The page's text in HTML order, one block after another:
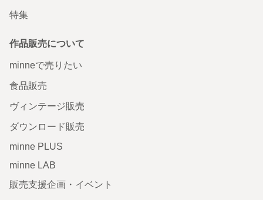
特集
作品販売について
minneで売りたい
食品販売
ヴィンテージ販売
ダウンロード販売
minne PLUS
minne LAB
販売支援企画・イベント